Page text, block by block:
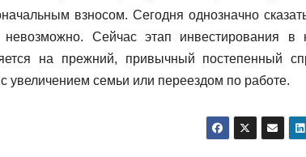
взносом. Сегодня однозначно
Сейчас этап инвестирования в
на прежний, привычный постепенный
семьи или переездом по работе.